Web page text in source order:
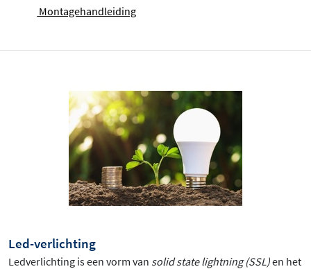
Montagehandleiding
Led-verlichting
Ledverlichting is een vorm van solid state lightning (SSL)en het